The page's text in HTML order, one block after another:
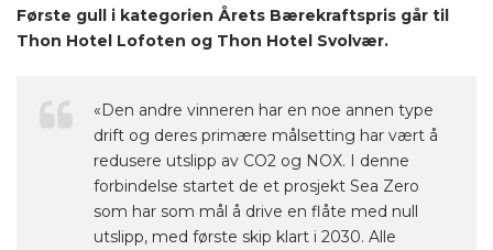
Første gull i kategorien Årets Bærekraftspris går til
Thon Hotel Lofoten og Thon Hotel Svolvær.
«Den andre vinneren har en noe annen type
drift og deres primære målsetting har vært å
redusere utslipp av CO2 og NOX. I denne
forbindelse startet de et prosjekt Sea Zero
som har som mål å drive en flåte med null
utslipp, med første skip klart i 2030. Alle